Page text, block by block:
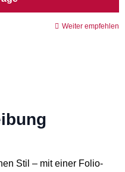
Weiter empfehlen
Stil – mit einer Folio-